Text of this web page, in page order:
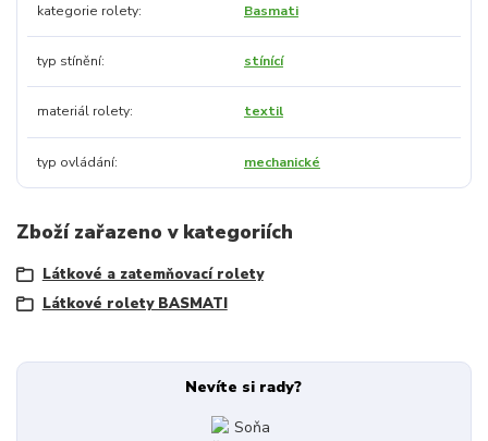
kategorie rolety Basmati
typ stínění stínící
materiál rolety textil
typ ovládání mechanické
Zboží zařazeno v kategoriích
Látkové a zatemňovací rolety
Látkové rolety BASMATI
Nevíte si rady?